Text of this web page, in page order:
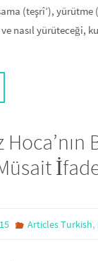
(teşrî’), yürütme
nasıl yürüteceği,
Articles Turkish,